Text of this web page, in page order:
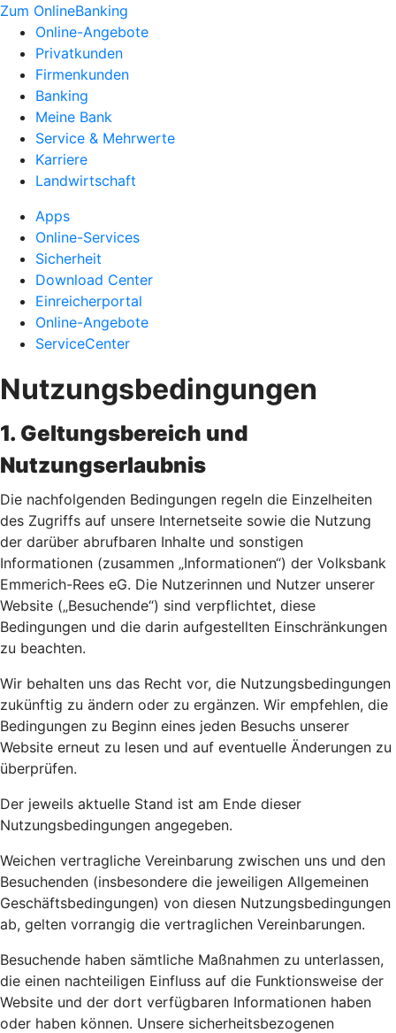
Zum OnlineBanking
Online-Angebote
Privatkunden
Firmenkunden
Banking
Meine Bank
Service & Mehrwerte
Karriere
Landwirtschaft
Apps
Online-Services
Sicherheit
Download Center
Einreicherportal
Online-Angebote
ServiceCenter
Nutzungsbedingungen
1. Geltungsbereich und
Nutzungserlaubnis
Die nachfolgenden Bedingungen regeln die Einzelheiten
des Zugriffs auf unsere Internetseite sowie die Nutzung
der darüber abrufbaren Inhalte und sonstigen
Informationen (zusammen „Informationen“) der Volksbank
Emmerich-Rees eG. Die Nutzerinnen und Nutzer unserer
Website („Besuchende“) sind verpflichtet, diese
Bedingungen und die darin aufgestellten Einschränkungen
zu beachten.
Wir behalten uns das Recht vor, die Nutzungsbedingungen
zukünftig zu ändern oder zu ergänzen. Wir empfehlen, die
Bedingungen zu Beginn eines jeden Besuchs unserer
Website erneut zu lesen und auf eventuelle Änderungen zu
überprüfen.
Der jeweils aktuelle Stand ist am Ende dieser
Nutzungsbedingungen angegeben.
Weichen vertragliche Vereinbarung zwischen uns und den
Besuchenden (insbesondere die jeweiligen Allgemeinen
Geschäftsbedingungen) von diesen Nutzungsbedingungen
ab, gelten vorrangig die vertraglichen Vereinbarungen.
Besuchende haben sämtliche Maßnahmen zu unterlassen,
die einen nachteiligen Einfluss auf die Funktionsweise der
Website und der dort verfügbaren Informationen haben
oder haben können. Unsere sicherheitsbezogenen